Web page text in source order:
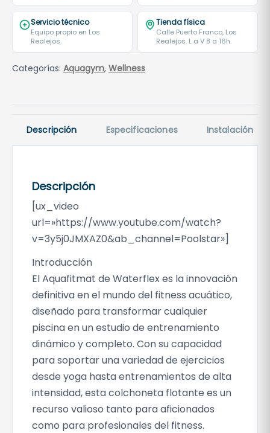
Servicio técnico
Equipo propio en Los
Realejos.
Tienda física
Calle Puerto Franco, Los
Realejos. L a V 8 a 16h.
Categorías: Aquagym, Wellness
Descripción Especificaciones Instalación
Descripción
[ux_video
url=»https://www.youtube.com/watch?
v=3y5j0JMXAZ0&ab_channel=Poolstar»]
Introducción
El Aquafitmat de Waterflex es la innovación
definitiva en el mundo del fitness acuático,
diseñado para transformar cualquier
piscina en un estudio de entrenamiento
dinámico y completo. Con su capacidad
para soportar una variedad de ejercicios
desde yoga hasta entrenamientos de alta
intensidad, esta colchoneta flotante es un
recurso valioso tanto para aficionados
como para profesionales del fitness.